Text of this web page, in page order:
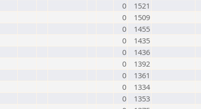
0
1521
0
1509
0
1455
0
1435
0
1436
0
1392
0
1361
0
1334
0
1353